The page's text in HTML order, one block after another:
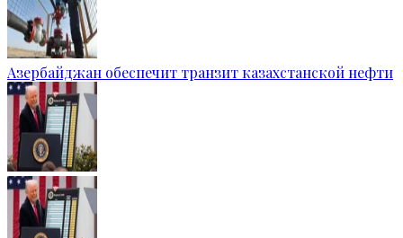
Азербайджан обеспечит транзит казахстанской нефти